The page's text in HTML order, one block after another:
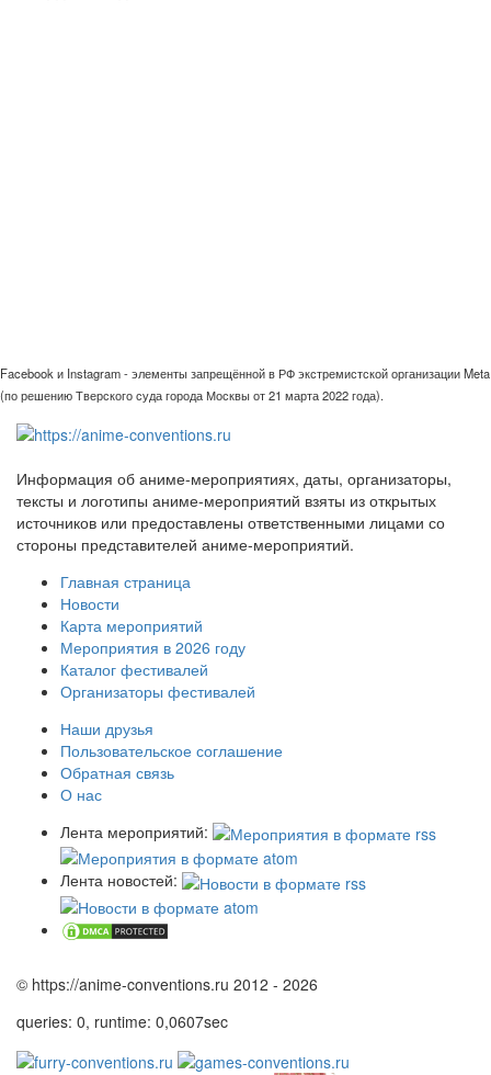
Facebook и Instagram - элементы запрещённой в РФ экстремистской организации Meta
(по решению Тверского суда города Москвы от 21 марта 2022 года).
Информация об аниме-мероприятиях, даты, организаторы,
тексты и логотипы аниме-мероприятий взяты из открытых
источников или предоставлены ответственными лицами со
стороны представителей аниме-мероприятий.
Главная страница
Новости
Карта мероприятий
Мероприятия в 2026 году
Каталог фестивалей
Организаторы фестивалей
Наши друзья
Пользовательское соглашение
Обратная связь
О нас
Лента мероприятий:
Лента новостей:
© https://anime-conventions.ru 2012 - 2026
queries: 0, runtime: 0,0607sec